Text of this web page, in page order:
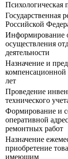
Психологическая
Государственная
Российской
Информирование
осуществления
деятельности
Назначение и
компенсационной
лет
Проведение
технического
Формирование и
оперативной
ремонтных работ
Назначение
приобретение
имеющим